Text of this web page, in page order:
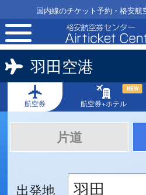
国内線のチケット予約・格安
toggle
navigation
羽田空港
航空券 航空券+ホテル
NEW
片道
出発地